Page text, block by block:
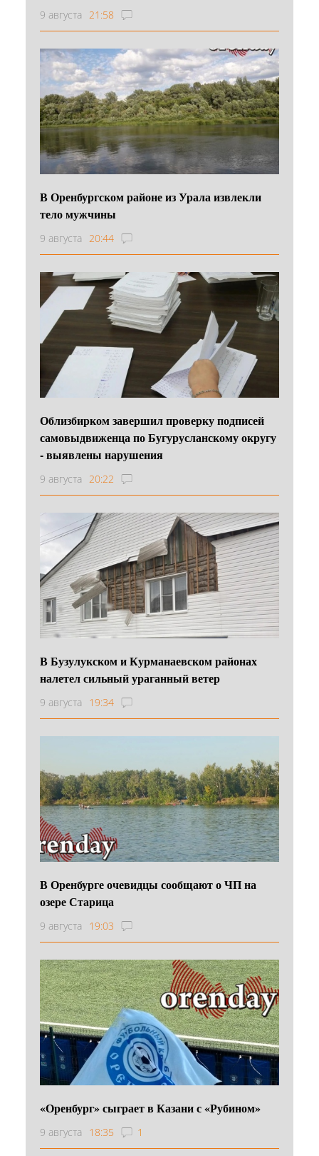
9 августа 21:58
В Оренбургском районе из Урала извлекли
тело мужчины
9 августа 20:44
Облизбирком завершил проверку подписей
самовыдвиженца по Бугурусланскому округу
- выявлены нарушения
9 августа 20:22
В Бузулукском и Курманаевском районах
налетел сильный ураганный ветер
9 августа 19:34
В Оренбурге очевидцы сообщают о ЧП на
озере Старица
9 августа 19:03
«Оренбург» сыграет в Казани с «Рубином»
9 августа 18:35 1